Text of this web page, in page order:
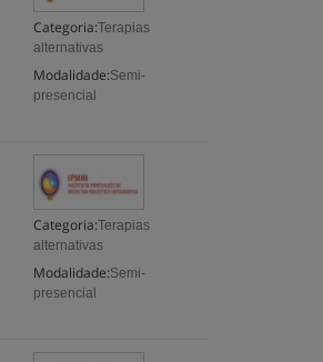
Categoria:Terapias
alternativas
Modalidade:Semi-
presencial
Categoria:Terapias
alternativas
Modalidade:Semi-
presencial